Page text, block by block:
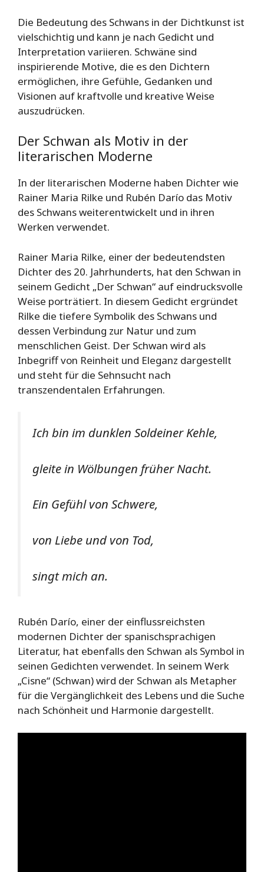
Die Bedeutung des Schwans in der Dichtkunst ist
vielschichtig und kann je nach Gedicht und
Interpretation variieren. Schwäne sind
inspirierende Motive, die es den Dichtern
ermöglichen, ihre Gefühle, Gedanken und
Visionen auf kraftvolle und kreative Weise
auszudrücken.
Der Schwan als Motiv in der
literarischen Moderne
In der literarischen Moderne haben Dichter wie
Rainer Maria Rilke und Rubén Darío das Motiv
des Schwans weiterentwickelt und in ihren
Werken verwendet.
Rainer Maria Rilke, einer der bedeutendsten
Dichter des 20. Jahrhunderts, hat den Schwan in
seinem Gedicht „Der Schwan“ auf eindrucksvolle
Weise porträtiert. In diesem Gedicht ergründet
Rilke die tiefere Symbolik des Schwans und
dessen Verbindung zur Natur und zum
menschlichen Geist. Der Schwan wird als
Inbegriff von Reinheit und Eleganz dargestellt
und steht für die Sehnsucht nach
transzendentalen Erfahrungen.
Ich bin im dunklen Soldeiner Kehle,
gleite in Wölbungen früher Nacht.
Ein Gefühl von Schwere,
von Liebe und von Tod,
singt mich an.
Rubén Darío, einer der einflussreichsten
modernen Dichter der spanischsprachigen
Literatur, hat ebenfalls den Schwan als Symbol in
seinen Gedichten verwendet. In seinem Werk
„Cisne“ (Schwan) wird der Schwan als Metapher
für die Vergänglichkeit des Lebens und die Suche
nach Schönheit und Harmonie dargestellt.